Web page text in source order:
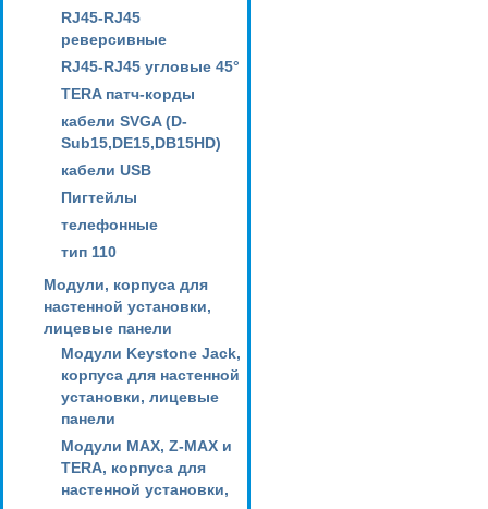
RJ45-RJ45
реверсивные
RJ45-RJ45 угловые 45°
TERA патч-корды
кабели SVGA (D-
Sub15,DE15,DB15HD)
кабели USB
Пигтейлы
телефонные
тип 110
Модули, корпуса для
настенной установки,
лицевые панели
Модули Keystone Jack,
корпуса для настенной
установки, лицевые
панели
Модули MAX, Z-MAX и
TERA, корпуса для
настенной установки,